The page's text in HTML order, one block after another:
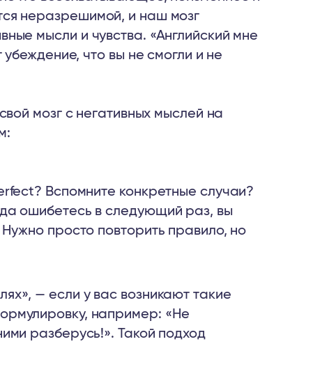
неразрешимой, и наш мозг
мысли и чувства. «Английский мне
что вы не смогли и не
мозг с негативных мыслей на
Вспомните конкретные случаи?
ошибетесь в следующий раз, вы
просто повторить правило, но
— если у вас возникают такие
например: «Не
разберусь!». Такой подход